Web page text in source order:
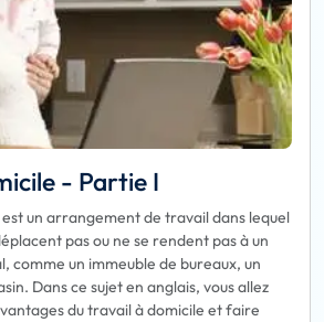
- Partie I
un arrangement de travail dans lequel
pas ou ne se rendent pas à un
comme un immeuble de bureaux, un
Dans ce sujet en anglais, vous allez
du travail à domicile et faire